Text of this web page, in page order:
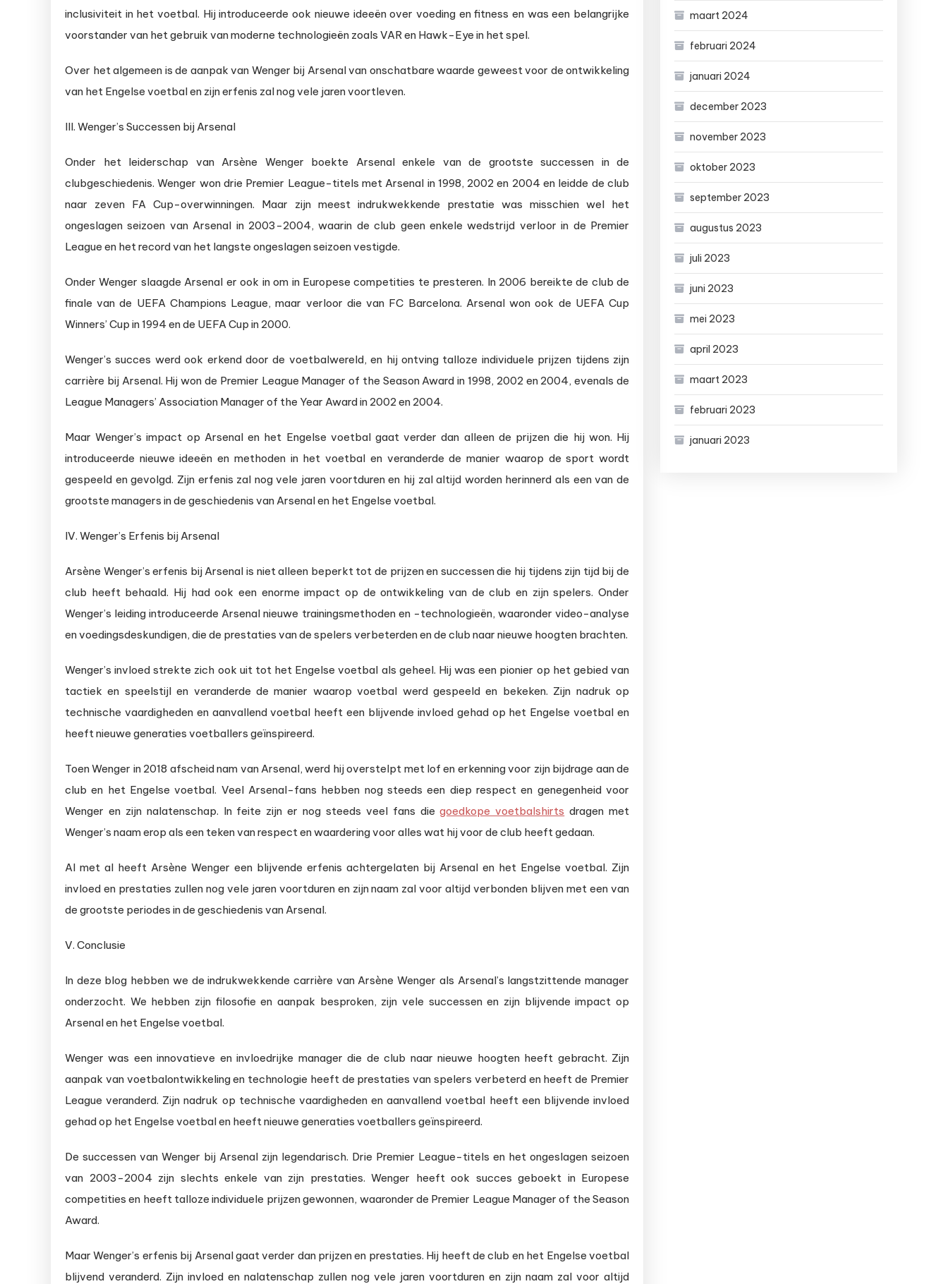
inclusiviteit in het voetbal. Hij introduceerde ook nieuwe ideeën over voeding en fitness en was een belangrijke
voorstander van het gebruik van moderne technologieën zoals VAR en Hawk-Eye in het spel.
Over het algemeen is de aanpak van Wenger bij Arsenal van onschatbare waarde geweest voor de ontwikkeling
van het Engelse voetbal en zijn erfenis zal nog vele jaren voortleven.
III. Wenger’s Successen bij Arsenal
Onder het leiderschap van Arsène Wenger boekte Arsenal enkele van de grootste successen in de
clubgeschiedenis. Wenger won drie Premier League-titels met Arsenal in 1998, 2002 en 2004 en leidde de club
naar zeven FA Cup-overwinningen. Maar zijn meest indrukwekkende prestatie was misschien wel het
ongeslagen seizoen van Arsenal in 2003-2004, waarin de club geen enkele wedstrijd verloor in de Premier
League en het record van het langste ongeslagen seizoen vestigde.
Onder Wenger slaagde Arsenal er ook in om in Europese competities te presteren. In 2006 bereikte de club de
finale van de UEFA Champions League, maar verloor die van FC Barcelona. Arsenal won ook de UEFA Cup
Winners’ Cup in 1994 en de UEFA Cup in 2000.
Wenger’s succes werd ook erkend door de voetbalwereld, en hij ontving talloze individuele prijzen tijdens zijn
carrière bij Arsenal. Hij won de Premier League Manager of the Season Award in 1998, 2002 en 2004, evenals de
League Managers’ Association Manager of the Year Award in 2002 en 2004.
Maar Wenger’s impact op Arsenal en het Engelse voetbal gaat verder dan alleen de prijzen die hij won. Hij
introduceerde nieuwe ideeën en methoden in het voetbal en veranderde de manier waarop de sport wordt
gespeeld en gevolgd. Zijn erfenis zal nog vele jaren voortduren en hij zal altijd worden herinnerd als een van de
grootste managers in de geschiedenis van Arsenal en het Engelse voetbal.
IV. Wenger’s Erfenis bij Arsenal
Arsène Wenger’s erfenis bij Arsenal is niet alleen beperkt tot de prijzen en successen die hij tijdens zijn tijd bij de
club heeft behaald. Hij had ook een enorme impact op de ontwikkeling van de club en zijn spelers. Onder
Wenger’s leiding introduceerde Arsenal nieuwe trainingsmethoden en -technologieën, waaronder video-analyse
en voedingsdeskundigen, die de prestaties van de spelers verbeterden en de club naar nieuwe hoogten brachten.
Wenger’s invloed strekte zich ook uit tot het Engelse voetbal als geheel. Hij was een pionier op het gebied van
tactiek en speelstijl en veranderde de manier waarop voetbal werd gespeeld en bekeken. Zijn nadruk op
technische vaardigheden en aanvallend voetbal heeft een blijvende invloed gehad op het Engelse voetbal en
heeft nieuwe generaties voetballers geïnspireerd.
Toen Wenger in 2018 afscheid nam van Arsenal, werd hij overstelpt met lof en erkenning voor zijn bijdrage aan de
club en het Engelse voetbal. Veel Arsenal-fans hebben nog steeds een diep respect en genegenheid voor
Wenger en zijn nalatenschap. In feite zijn er nog steeds veel fans diegoedkope voetbalshirts dragen met
Wenger’s naam erop als een teken van respect en waardering voor alles wat hij voor de club heeft gedaan.
Al met al heeft Arsène Wenger een blijvende erfenis achtergelaten bij Arsenal en het Engelse voetbal. Zijn
invloed en prestaties zullen nog vele jaren voortduren en zijn naam zal voor altijd verbonden blijven met een van
de grootste periodes in de geschiedenis van Arsenal.
V. Conclusie
In deze blog hebben we de indrukwekkende carrière van Arsène Wenger als Arsenal’s langstzittende manager
onderzocht. We hebben zijn filosofie en aanpak besproken, zijn vele successen en zijn blijvende impact op
Arsenal en het Engelse voetbal.
Wenger was een innovatieve en invloedrijke manager die de club naar nieuwe hoogten heeft gebracht. Zijn
aanpak van voetbalontwikkeling en technologie heeft de prestaties van spelers verbeterd en heeft de Premier
League veranderd. Zijn nadruk op technische vaardigheden en aanvallend voetbal heeft een blijvende invloed
gehad op het Engelse voetbal en heeft nieuwe generaties voetballers geïnspireerd.
De successen van Wenger bij Arsenal zijn legendarisch. Drie Premier League-titels en het ongeslagen seizoen
van 2003-2004 zijn slechts enkele van zijn prestaties. Wenger heeft ook succes geboekt in Europese
competities en heeft talloze individuele prijzen gewonnen, waaronder de Premier League Manager of the Season
Award.
Maar Wenger’s erfenis bij Arsenal gaat verder dan prijzen en prestaties. Hij heeft de club en het Engelse voetbal
blijvend veranderd. Zijn invloed en nalatenschap zullen nog vele jaren voortduren en zijn naam zal voor altijd
maart 2024
februari 2024
januari 2024
december 2023
november 2023
oktober 2023
september 2023
augustus 2023
juli 2023
juni 2023
mei 2023
april 2023
maart 2023
februari 2023
januari 2023